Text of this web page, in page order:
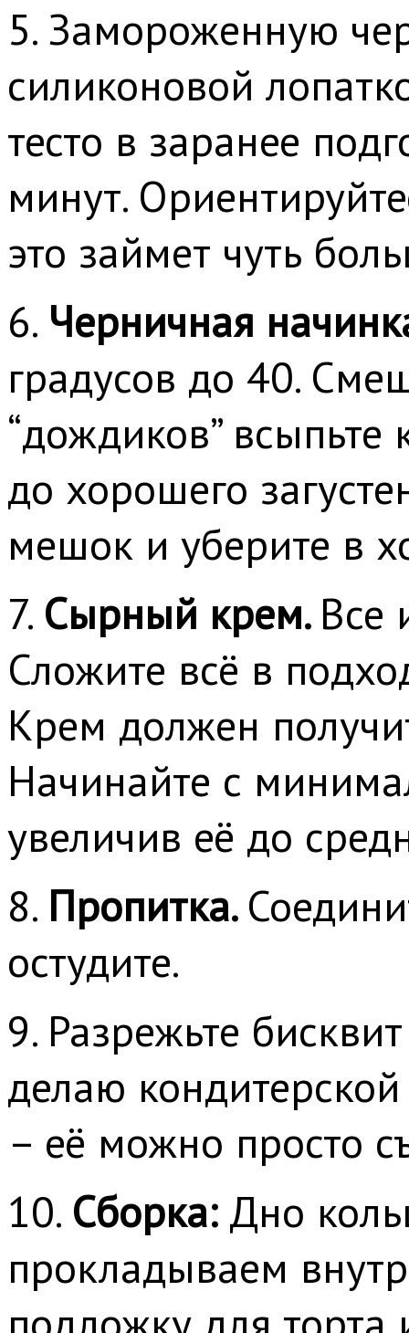
5. Замороженную
силиконовой
тесто в заранее
минут.
это займет чуть
6. Черничная
градусов до 40.
“дождиков”
до хорошего
мешок и уберите в
7. Сырный крем. Все
Сложите всё в
Крем должен
Начинайте с
увеличив её до
8. Пропитка.
остудите.
9. Разрежьте
делаю кондитерской
– её можно просто
10. Сборка: Дно
прокладываем